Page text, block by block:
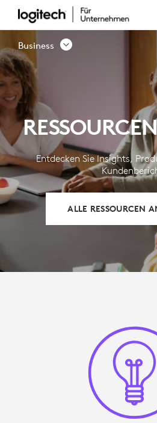
RESSOURCEN-
CENTER
–
LOGITECH
BUSINESS
Business
Entdecken Sie Insights,
ALLE RESSOURCEN